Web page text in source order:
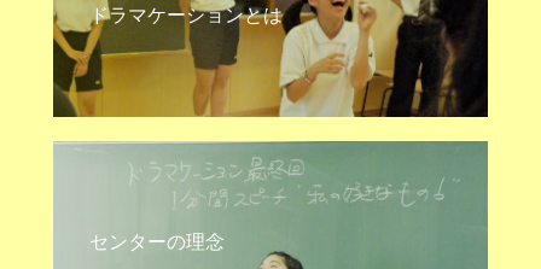
ドラマケーションとは
センターの理念